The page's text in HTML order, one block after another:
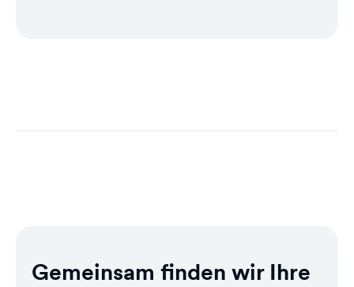
Gemeinsam finden wir Ihre